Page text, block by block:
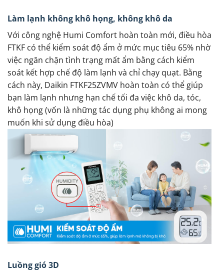
Làm lạnh không khô họng, không khô da
Với công nghệ Humi Comfort hoàn toàn mới, điều hòa
FTKF có thể kiểm soát độ ẩm ở mức mục tiêu 65% nhờ
việc ngăn chặn tình trạng mất ẩm bằng cách kiểm
soát kết hợp chế độ làm lạnh và chỉ chạy quạt. Bằng
cách này, Daikin FTKF25ZVMV hoàn toàn có thể giúp
bạn làm lạnh nhưng hạn chế tối đa việc khô da, tóc,
khô họng (vốn là những tác dụng phụ không ai mong
muốn khi sử dụng điều hòa)
Luồng gió 3D